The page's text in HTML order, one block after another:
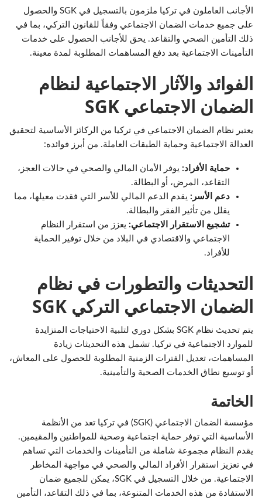
الأجانب العاملون في تركيا ملزمون بالتسجيل في SGK والحصول
على جميع خدمات الضمان الاجتماعي وفقاً للقانون التركي، بما في
ذلك التأمين الصحي والتقاعد. يحق للأجانب الحصول على خدمات
التأمينات الاجتماعية بعد دفع المساهمات المطلوبة لمدة معينة.
الفوائد والآثار الاجتماعية لنظام
الضمان الاجتماعي SGK
يعتبر نظام الضمان الاجتماعي في تركيا من الركائز الأساسية لتحقيق
العدالة الاجتماعية وحماية الطبقات العاملة. من أبرز فوائده:
حماية الأفراد: يوفر الأمان المالي والصحي في حالات العجز،
التقاعد، المرض، أو البطالة.
دعم الأسر: يقدم الدعم المالي للأسر التي فقدت معيلها، مما
يقلل من تأثير الفقر والبطالة.
تشجيع الاستقرار الاجتماعي: يعزز من استقرار النظام
الاجتماعي والاقتصادي في البلاد من خلال توفير الحماية
للأفراد.
التحديثات والتطورات في نظام
الضمان الاجتماعي التركي SGK
يتم تحديث نظام SGK بشكل دوري لتلبية الاحتياجات المتزايدة
للموارد الاجتماعية في تركيا. تشمل هذه التحديثات زيادة
المساهمات، تعديل الفترات الزمنية المطلوبة للحصول على المعاش،
أو توسيع نطاق الخدمات الصحية والتأمينية.
الخاتمة
مؤسسة الضمان الاجتماعي (SGK) في تركيا تعد من الأنظمة
الأساسية التي توفر حماية اجتماعية وصحية للمواطنين والمقيمين.
يقدم النظام مجموعة شاملة من التأمينات والخدمات التي تساهم
في تعزيز استقرار الأفراد المالي والصحي في مواجهة المخاطر
الاجتماعية. من خلال التسجيل في SGK، يمكن للجميع ضمان
الاستفادة من هذه الخدمات المتنوعة، بما في ذلك التقاعد، التأمين